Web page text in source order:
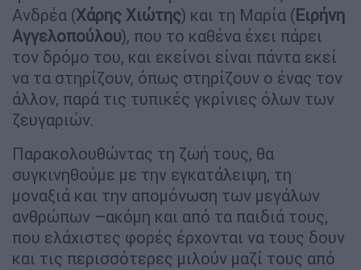
Ανδρέα (Χάρης Χιώτης) και τη Μαρία (Ειρήνη
Αγγελοπούλου), που το καθένα έχει πάρει
τον δρόμο του, και εκείνοι είναι πάντα εκεί
να τα στηρίζουν, όπως στηρίζουν ο ένας τον
άλλον, παρά τις τυπικές γκρίνιες όλων των
ζευγαριών.
Παρακολουθώντας τη ζωή τους, θα
συγκινηθούμε με την εγκατάλειψη, τη
μοναξιά και την απομόνωση των μεγάλων
ανθρώπων –ακόμη και από τα παιδιά τους,
που ελάχιστες φορές έρχονται να τους δουν
και τις περισσότερες μιλούν μαζί τους από